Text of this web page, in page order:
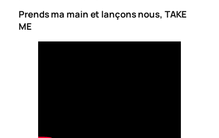
Prends ma main et lançons nous, TAKE
ME